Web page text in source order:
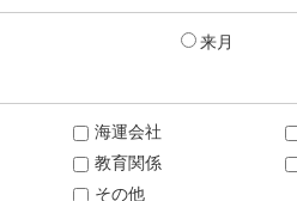
来月
海運会社
教育関係
その他